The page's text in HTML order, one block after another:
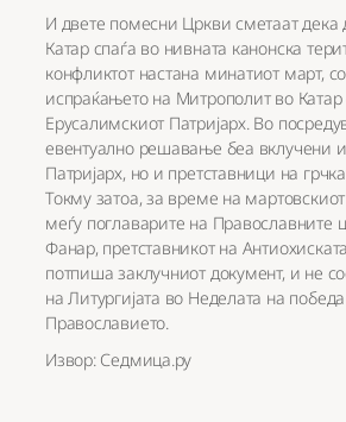
И двете помесни Цркви сметаат дека
Катар спаѓа во нивната канонска
конфликтот настана минатиот март, со
испраќањето на Митрополит во Катар
Ерусалимскиот Патријарх. Во
евентуално решавање беа вклучени
Патријарх, но и претставници на
Токму затоа, за време на
меѓу поглаварите на Православните
Фанар, претставникот на
потпиша заклучниот документ, и не
на Литургијата во Неделата на
Православието.
Извор: Седмица.ру